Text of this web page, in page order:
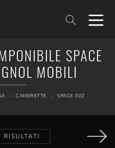
SPACE
MOBILI
- CAMERETTE - SPACE 002
RISULTATI